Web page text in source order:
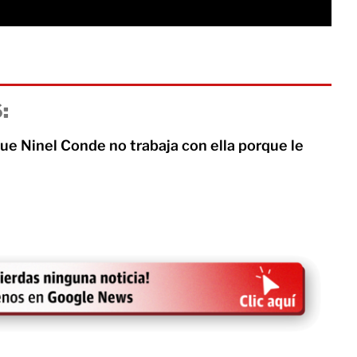
Ninel Conde no trabaja con ella porque le